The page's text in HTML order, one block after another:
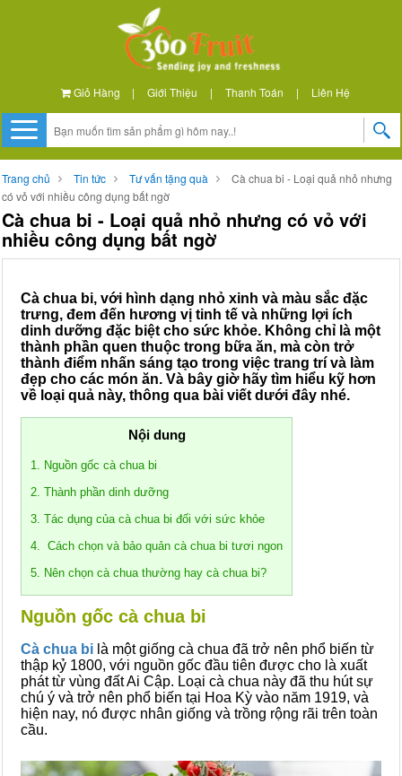
Giỏ Hàng | Giới Thiệu | Thanh Toán | Liên Hệ
Trang chủ Tin tức Tư vấn tặng quà
Cà chua bi - Loại quả nhỏ nhưng
có vỏ với nhiều công dụng bất ngờ
Cà chua bi - Loại quả nhỏ nhưng có vỏ với
nhiều công dụng bất ngờ
Cà chua bi, với hình dạng nhỏ xinh và màu sắc đặc
trưng, đem đến hương vị tinh tế và những lợi ích
dinh dưỡng đặc biệt cho sức khỏe. Không chỉ là một
thành phần quen thuộc trong bữa ăn, mà còn trở
thành điểm nhấn sáng tạo trong việc trang trí và làm
đẹp cho các món ăn. Và bây giờ hãy tìm hiểu kỹ hơn
về loại quả này, thông qua bài viết dưới đây nhé.
Nội dung
1. Nguồn gốc cà chua bi
2. Thành phần dinh dưỡng
3. Tác dụng của cà chua bi đối với sức khỏe
4. Cách chọn và bảo quản cà chua bi tươi ngon
5. Nên chọn cà chua thường hay cà chua bi?
Nguồn gốc cà chua bi
Cà chua bi là một giống cà chua đã trở nên phổ biến từ
thập kỷ 1800, với nguồn gốc đầu tiên được cho là xuất
phát từ vùng đất Ai Cập. Loại cà chua này đã thu hút sự
chú ý và trở nên phổ biến tại Hoa Kỳ vào năm 1919, và
hiện nay, nó được nhân giống và trồng rộng rãi trên toàn
cầu.